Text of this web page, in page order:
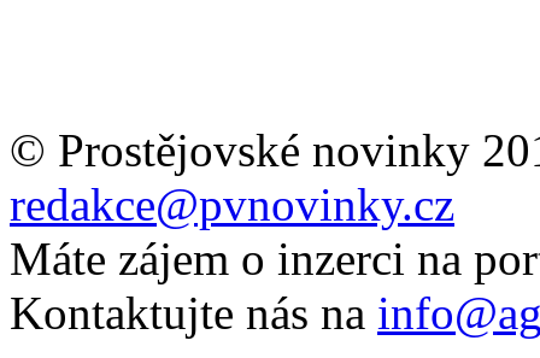
© Prostějovské novinky
redakce@pvnovinky.cz
Máte zájem o inzerci na
Kontaktujte nás na